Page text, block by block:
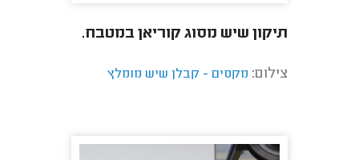
תיקון שיש מסוג קוריאן במטבח.
צילום: מקסים - קבלן שיש מומלץ